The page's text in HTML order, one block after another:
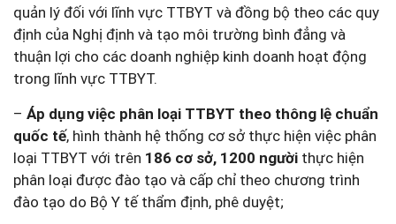
quản lý đối với lĩnh vực TTBYT và đồng bộ theo các quy
định của Nghị định và tạo môi trường bình đẳng và
thuận lợi cho các doanh nghiệp kinh doanh hoạt động
trong lĩnh vực TTBYT.
– Áp dụng việc phân loại TTBYT theo thông lệ chuẩn
quốc tế, hình thành hệ thống cơ sở thực hiện việc phân
loại TTBYT với trên 186 cơ sở, 1200 người thực hiện
phân loại được đào tạo và cấp chỉ theo chương trình
đào tạo do Bộ Y tế thẩm định, phê duyệt;